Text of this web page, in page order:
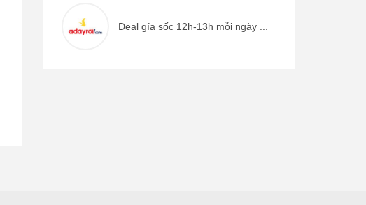
Deal gía sốc 12h-13h mỗi ngày ...